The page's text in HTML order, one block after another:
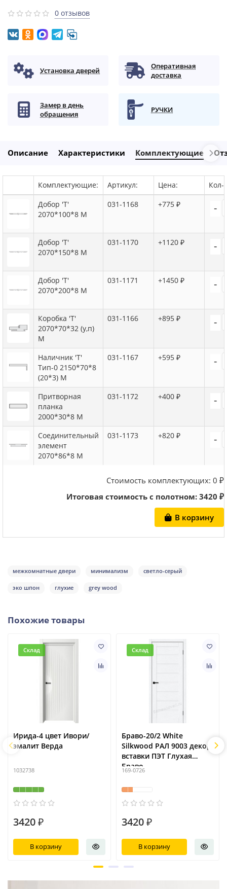
0 отзывов
Установка дверей
Оперативная
доставка
Замер в день
обращения
РУЧКИ
Описание Характеристики Комплектующие
Комплектующие: Артикул: Цена:
Кол-
Добор 'Т'
2070*100*8 M
031-1168 +775 ₽ -
Добор 'Т'
2070*150*8 M
031-1170 +1120 ₽ -
Добор 'Т'
2070*200*8 М
031-1171 +1450 ₽ -
Коробка 'Т'
2070*70*32 (у,п)
M
031-1166 +895 ₽ -
Наличник 'Т'
Тип-0 2150*70*8
(20*3) M
031-1167 +595 ₽ -
Притворная
планка
2000*30*8 M
031-1172 +400 ₽ -
Соединительный
элемент
2070*86*8 M
031-1173 +820 ₽ -
Стоимость комплектующих: 0 ₽
Итоговая стоимость с полотном:3420 ₽
В корзину
межкомнатные двери минимализм светло-серый
эко шпон глухие grey wood
Похожие товары
Склад
Ирида-4 цвет Ивори/
эмалит Верда
1032738
3420 ₽
В корзину
Склад
Браво-20/2 White
Silkwood РАЛ 9003 декор
вставки ПЭТ Глухая
Браво
169-0726
3420 ₽
В корзину